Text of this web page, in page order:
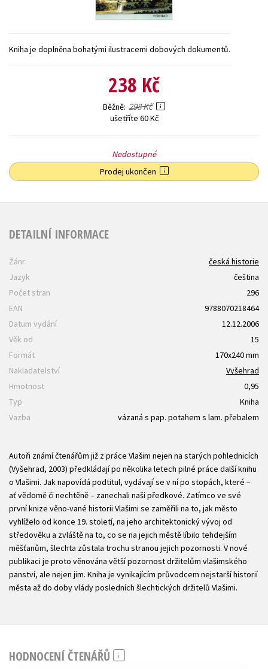
Zahraniční literatura
Všechny tituly
Kniha je doplněna bohatými ilustracemi dobových dokumentů.
238 Kč
Běžně 298 Kč
ušetříte 60 Kč
Nedostupné
Prodej ukončen
DETAILNÍ INFORMACE
Žánr
česká historie
Jazyk
čeština
Počet stran
296
EAN
9788070218464
Datum vydání
12.12.2006
Věk od
15
Formát
170x240 mm
Nakladatelství
Vyšehrad
Hmotnost
0,95
Typ
Kniha
Vazba
vázaná s pap. potahem s lam. přebalem
Autoři známí čtenářům již z práce Vlašim nejen na starých pohlednicích
(Vyšehrad, 2003) předkládají po několika letech pilné práce další knihu
o Vlašimi. Jak napovídá podtitul, vydávají se v ní po stopách, které –
ať vědomě či nechtěně – zanechali naši předkové. Zatímco ve své
první knize věno-vané historii Vlašimi se zaměřili na to, jak město
vyhlíželo od konce 19. století, na jeho architektonický vývoj od
středověku a zvláště na to, co se na jejich městě líbilo tehdejším
měšťanům, šlechta zůstala trochu stranou jejich pozornosti. V nové
publikaci je proto věnována větší pozornost držitelům vlašimského
panství, ale nejen jim. Kniha je vynikajícím průvodcem nejstarší historií
města až do doby vlády posledních šlechtických držitelů Vlašimi.
HODNOCENÍ ČTENÁŘŮ